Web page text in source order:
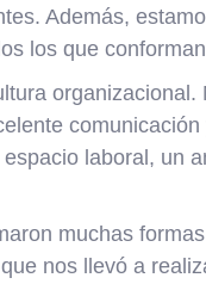
Además,
los que
organizacional.
laboral, un
muchas
nos llevó a